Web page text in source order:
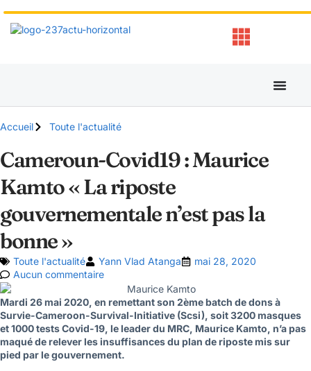
Accueil Toute l'actualité
Cameroun-Covid19 : Maurice
Kamto « La riposte
gouvernementale n’est pas la
bonne »
Toute l'actualité Yann Vlad Atanga
mai 28, 2020
Aucun commentaire
Mardi 26 mai 2020, en remettant son 2ème batch de dons à
Survie-Cameroon-Survival-Initiative (Scsi), soit 3200 masques
et 1000 tests Covid-19, le leader du MRC, Maurice Kamto, n’a pas
maqué de relever les insuffisances du plan de riposte mis sur
pied par le gouvernement.